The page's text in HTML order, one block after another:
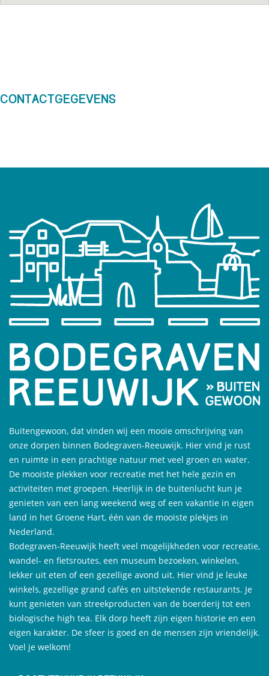
Contactgegevens
Buitengewoon, dat vinden wij een mooie omschrijving van
onze dorpen binnen Bodegraven-Reeuwijk. Hier vind je rust
en ruimte in een prachtige natuur met veel groen en water.
De mooiste plekken voor recreatie met het hele gezin en
activiteiten met groepen. Heerlijk in de buitenlucht kun je
genieten van een lang weekend weg of een vakantie in eigen
land in het Groene Hart, één van de mooiste plekjes in
Nederland.
Bodegraven-Reeuwijk heeft veel mogelijkheden voor recreatie,
wandel- en fietsroutes, een museum bezoeken, winkelen,
lekker uit eten of een gezellige avond uit. Hier vind je leuke
winkels, gezellige grand cafés en uitstekende restaurants. Je
kunt genieten van streekproducten van de boerderij tot een
biologische high tea. Elk dorp heeft zijn eigen historie en een
eigen karakter. De sfeer is goed en de mensen zijn vriendelijk.
Voel je welkom!